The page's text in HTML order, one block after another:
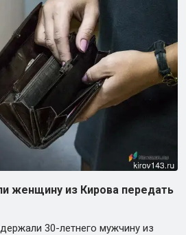
женщину из Кирова передать
30-летнего мужчину из